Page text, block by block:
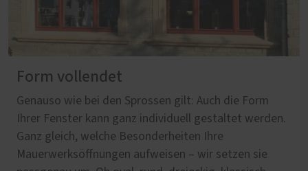
Form vollendet
Genauso wie bei den Sprossen gilt: Auch die Form
Ihrer Fenster kann ganz individuell gestaltet werden.
Ganz gleich, welche Besonderheiten Ihre
Mauerwerksöffnungen aufweisen – wir setzen sie